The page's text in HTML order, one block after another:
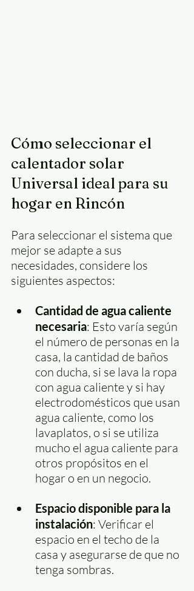
Cómo seleccionar el
calentador solar
Universal ideal para su
hogar en Rincón
Para seleccionar el sistema que
mejor se adapte a sus
necesidades, considere los
siguientes aspectos:
Cantidad de agua caliente
necesaria: Esto varía según
el número de personas en la
casa, la cantidad de baños
con ducha, si se lava la ropa
con agua caliente y si hay
electrodomésticos que usan
agua caliente, como los
lavaplatos, o si se utiliza
mucho el agua caliente para
otros propósitos en el
hogar o en un negocio.
Espacio disponible para la
instalación: Verificar el
espacio en el techo de la
casa y asegurarse de que no
tenga sombras.